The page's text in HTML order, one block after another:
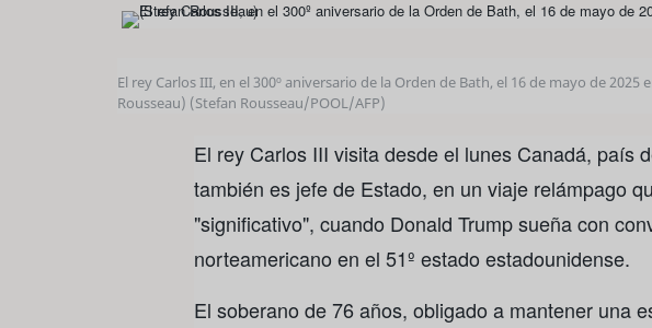
El rey Carlos III, en el 300º aniversario de la Orden de Bath, el 16 de mayo de
Rousseau) (Stefan Rousseau/POOL/AFP)
El rey Carlos III visita desde el lunes Canadá, país
también es jefe de Estado, en un viaje relámpago
"significativo", cuando Donald Trump sueña con
norteamericano en el 51º estado estadounidense.
El soberano de 76 años, obligado a mantener una